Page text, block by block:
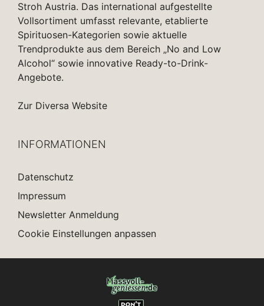
Stroh Austria. Das international aufgestellte
Vollsortiment umfasst relevante, etablierte
Spirituosen-Kategorien sowie aktuelle
Trendprodukte aus dem Bereich „No and Low
Alcohol“ sowie innovative Ready-to-Drink-
Angebote.
Zur Diversa Website
INFORMATIONEN
Datenschutz
Impressum
Newsletter Anmeldung
Cookie Einstellungen anpassen